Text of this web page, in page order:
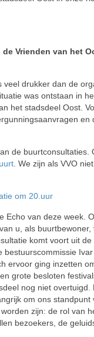
Vrienden van het
veel drukker dan de
was ontstaan in
het stadsdeel Oost.
de buurtconsultaties.
. We zijn als VVO
om 20.uur
Echo van deze week.
u, als
komt voort uit
ervoor ging inzetten
grote besloten
nog niet
om ons
zijn: de rol van
bezoekers, de